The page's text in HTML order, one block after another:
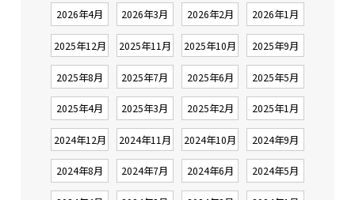
2026年4月 2026年3月 2026年2月 2026年1月
2025年12月 2025年11月 2025年10月 2025年9月
2025年8月 2025年7月 2025年6月 2025年5月
2025年4月 2025年3月 2025年2月 2025年1月
2024年12月 2024年11月 2024年10月 2024年9月
2024年8月 2024年7月 2024年6月 2024年5月